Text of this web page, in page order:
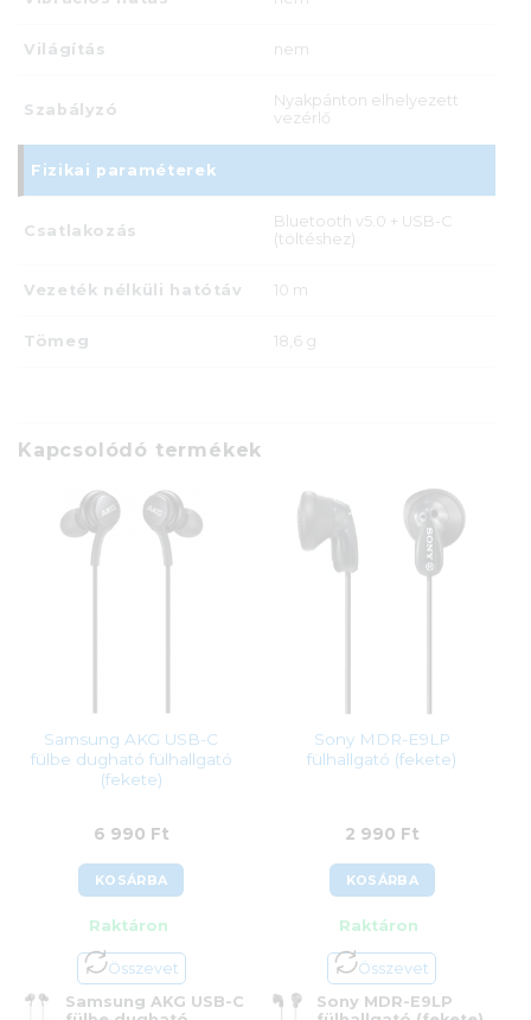
Világítás nem
Szabályzó
Nyakpánton elhelyezett
vezérlő
Fizikai paraméterek
Csatlakozás
Bluetooth v5.0 + USB-C
(töltéshez)
Vezeték nélküli hatótáv 10 m
Tömeg 18,6 g
Kapcsolódó termékek
Samsung AKG USB-C
fülbe dugható fülhallgató
(fekete)
6 990 Ft
KOSÁRBA
Raktáron
Összevet
Samsung AKG USB-C
Sony MDR-E9LP
fülhallgató (fekete)
2 990 Ft
KOSÁRBA
Raktáron
Összevet
Sony MDR-E9LP